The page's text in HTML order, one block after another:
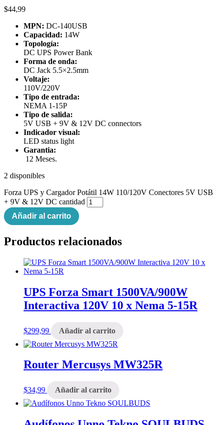
$44,99
MPN: DC-140USB
Capacidad: 14W
Topología:
DC UPS Power Bank
Forma de onda:
DC Jack 5.5×2.5mm
Voltaje:
110V/220V
Tipo de entrada:
NEMA 1-15P
Tipo de salida:
5V USB + 9V & 12V DC connectors
Indicador visual:
LED status light
Garantia:
12 Meses.
2 disponibles
Forza UPS y Cargador Potátil 14W 110/120V Conectores 5V USB
+ 9V & 12V DC cantidad
Añadir al carrito
Productos relacionados
UPS Forza Smart 1500VA/900W
Interactiva 120V 10 x Nema 5-15R
$299,99 Añadir al carrito
Router Mercusys MW325R
$34,99 Añadir al carrito